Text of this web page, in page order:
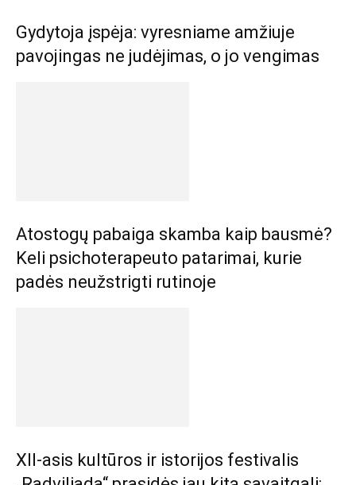
Gydytoja įspėja: vyresniame amžiuje
pavojingas ne judėjimas, o jo vengimas
Atostogų pabaiga skamba kaip bausmė?
Keli psichoterapeuto patarimai, kurie
padės neužstrigti rutinoje
XII-asis kultūros ir istorijos festivalis